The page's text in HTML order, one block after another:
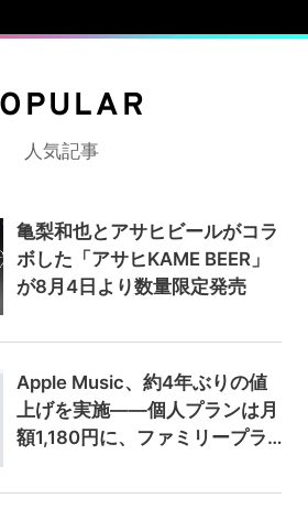
人気記事
亀梨和也とアサヒビールがコラ
ボした「アサヒKAME BEER」
が8月4日より数量限定発売
Apple Music、約4年ぶりの値
上げを実施——個人プランは月
額1,180円に、ファミリープラ